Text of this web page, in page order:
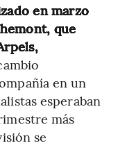
en marzo
que
en un
esperaban
más
se